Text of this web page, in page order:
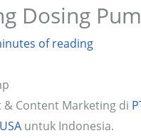
Dosing
of reading
& Content Marketing di
untuk Indonesia.